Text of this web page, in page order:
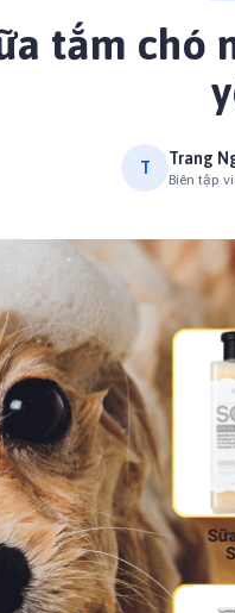
tắm chó
T Trang
Biên tập